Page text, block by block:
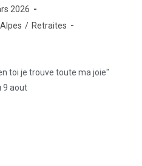
2026
/ Retraites
toi je trouve toute ma joie"
9 aout